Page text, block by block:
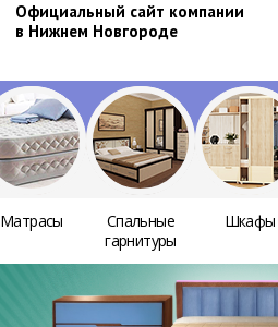
Официальный сайт компании
в Нижнем Новгороде
Матрасы
Спальные
гарнитуры
Шкафы